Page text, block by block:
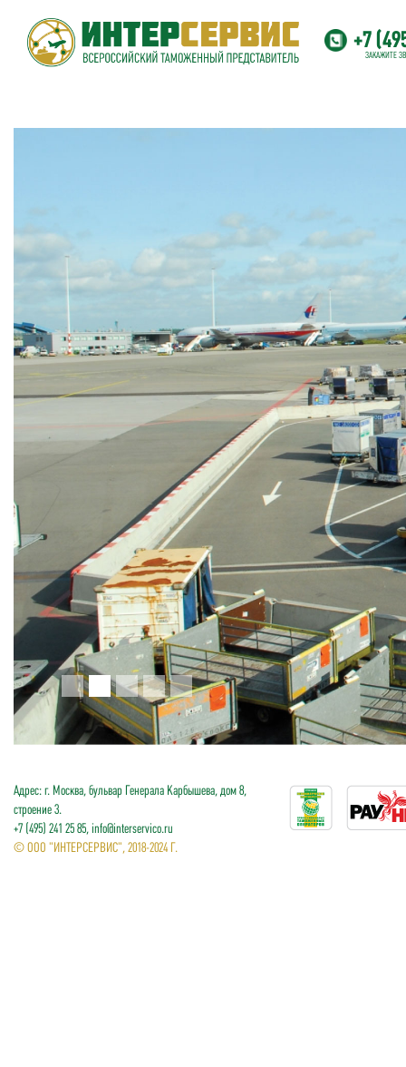
+7
ЗАКАЖИТЕ
Адрес: г. Москва, бульвар Генерала Карбышева, дом 8,
строение 3.
+7 (495) 241 25 85, info@interservico.ru
© ООО "ИНТЕРСЕРВИС", 2018-2024 Г.